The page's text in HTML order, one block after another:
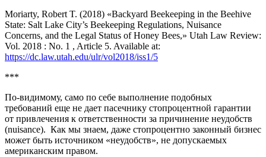
Moriarty, Robert T. (2018) «Backyard Beekeeping in the Beehive
State: Salt Lake City’s Beekeeping Regulations, Nuisance
Concerns, and the Legal Status of Honey Bees,» Utah Law Review:
Vol. 2018 : No. 1 , Article 5. Available at:
https://dc.law.utah.edu/ulr/vol2018/iss1/5
***
По-видимому, само по себе выполнение подобных
требований еще не дает пасечнику стопроцентной гарантии
от привлечения к ответственности за причинение неудобств
(nuisance). Как мы знаем, даже стопроцентно законный бизнес
может быть источником «неудобств», не допускаемых
американским правом.